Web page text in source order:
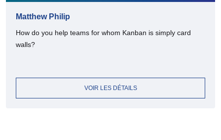
Matthew Philip
How do you help teams for whom Kanban is simply card
walls?
VOIR LES DÉTAILS